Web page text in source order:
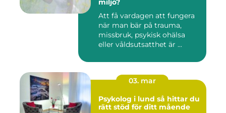
miljö?
Att få vardagen att fungera
när man bär på trauma,
missbruk, psykisk ohälsa
eller våldsutsatthet är ...
03. mar
Psykolog i lund så hittar du
rätt stöd för ditt mående